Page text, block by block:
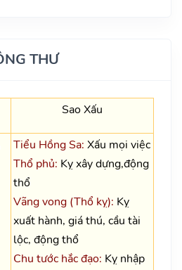
THƯ
Sao Xấu
Tiểu Hồng Sa: Xấu mọi việc
Thổ phủ: Kỵ xây dựng,động
thổ
Vãng vong (Thổ kỵ): Kỵ
xuất hành, giá thú, cầu tài
lộc, động thổ
Chu tước hắc đạo: Kỵ nhập